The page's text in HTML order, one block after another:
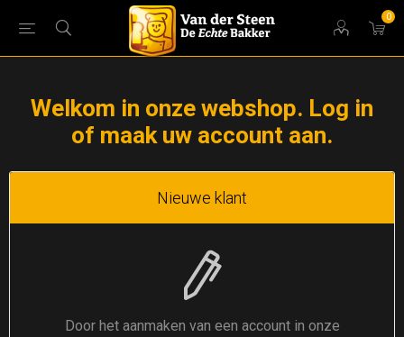
0
Welkom in onze webshop. Log in
of maak uw account aan.
Nieuwe klant
Door het aanmaken van een account in onze